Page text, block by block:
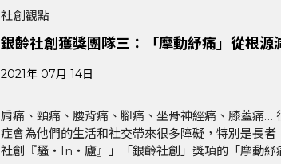
社創觀點
銀齡社創獲獎團隊三：「摩動紓痛」從根源
2021年 07月 14日
肩痛、頸痛、腰背痛、腳痛、坐骨神經痛、膝蓋痛
症會為他們的生活和社交帶來很多障礙，特別是長
社創『騷‧In‧廬』」「銀齡社創」獎項的「摩動